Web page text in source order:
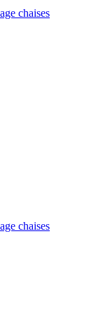
chaises
chaises